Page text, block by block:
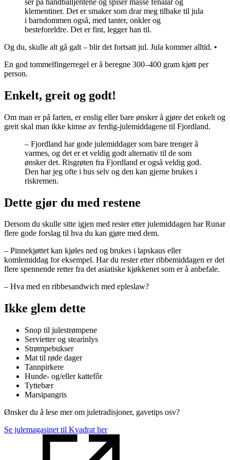
klementiner. Det er smaker som drar meg tilbake til jula
i barndommen også, med tanter, onkler og
besteforeldre. Det er fint, legger han til.
Og du, skulle alt gå galt – blir det fortsatt jul. Jula kommer alltid. •
En god tommelfingerregel er å beregne 300–400 gram kjøtt per
person.
Enkelt, greit og godt!
Om man er på farten, er enslig eller bare ønsker å gjøre det enkelt og
greit skal man ikke kimse av ferdig-julemiddagene til Fjordland.
– Fjordland har gode julemiddager som bare trenger å
varmes, og det er et veldig godt alternativ til de som
ønsker det. Risgrøten fra Fjordland er også veldig god.
Den har jeg ofte i hus selv og den kan gjerne brukes i
riskremen.
Dette gjør du med restene
Dersom du skulle sitte igjen med rester etter julemiddagen har Runar
flere gode forslag til hva du kan gjøre med dem.
– Pinnekjøttet kan kjøles ned og brukes i lapskaus eller
komlemiddag for eksempel. Har du rester etter ribbemiddagen er det
flere spennende retter fra det asiatiske kjøkkenet som er å anbefale.
– Hva med en ribbesandwich med epleslaw?
Ikke glem dette
Snop til julestrømpene
Servietter og stearinlys
Strømpebukser
Mat til røde dager
Tannpirkere
Hunde- og/eller kattefôr
Tyttebær
Marsipangris
Ønsker du å lese mer om juletradisjoner, gavetips osv?
Se julemagasinet til Kvadrat her